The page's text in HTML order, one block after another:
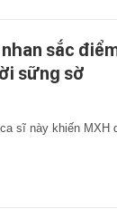
sắc
sững sờ
sĩ này khiến MXH